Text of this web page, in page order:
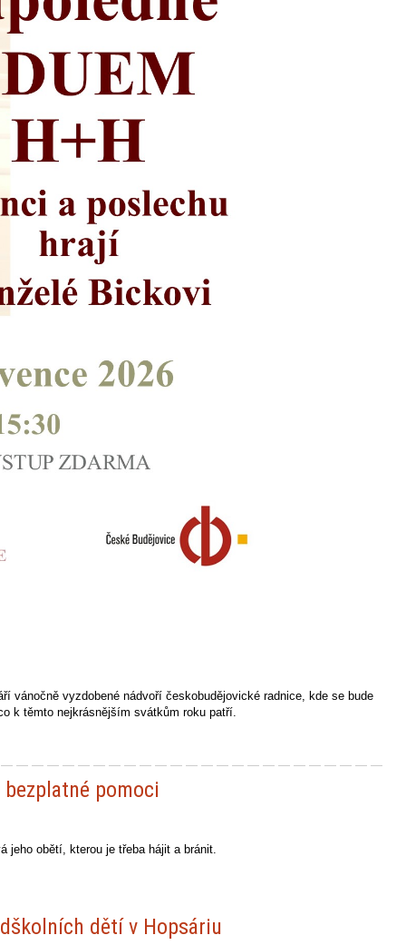
vánočně vyzdobené nádvoří českobudějovické radnice, kde se bude
k těmto nejkrásnějším svátkům roku patří.
pomoci
obětí, kterou je třeba hájit a bránit.
dětí v Hopsáriu